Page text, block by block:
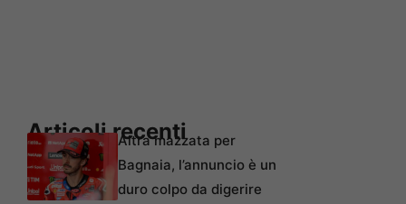
Articoli recenti
Altra mazzata per
Bagnaia, l’annuncio è un
duro colpo da digerire